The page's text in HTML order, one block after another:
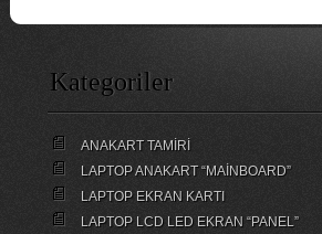
Kategoriler
ANAKART TAMİRİ
LAPTOP ANAKART “MAİNBOARD”
LAPTOP EKRAN KARTI
LAPTOP LCD LED EKRAN “PANEL”